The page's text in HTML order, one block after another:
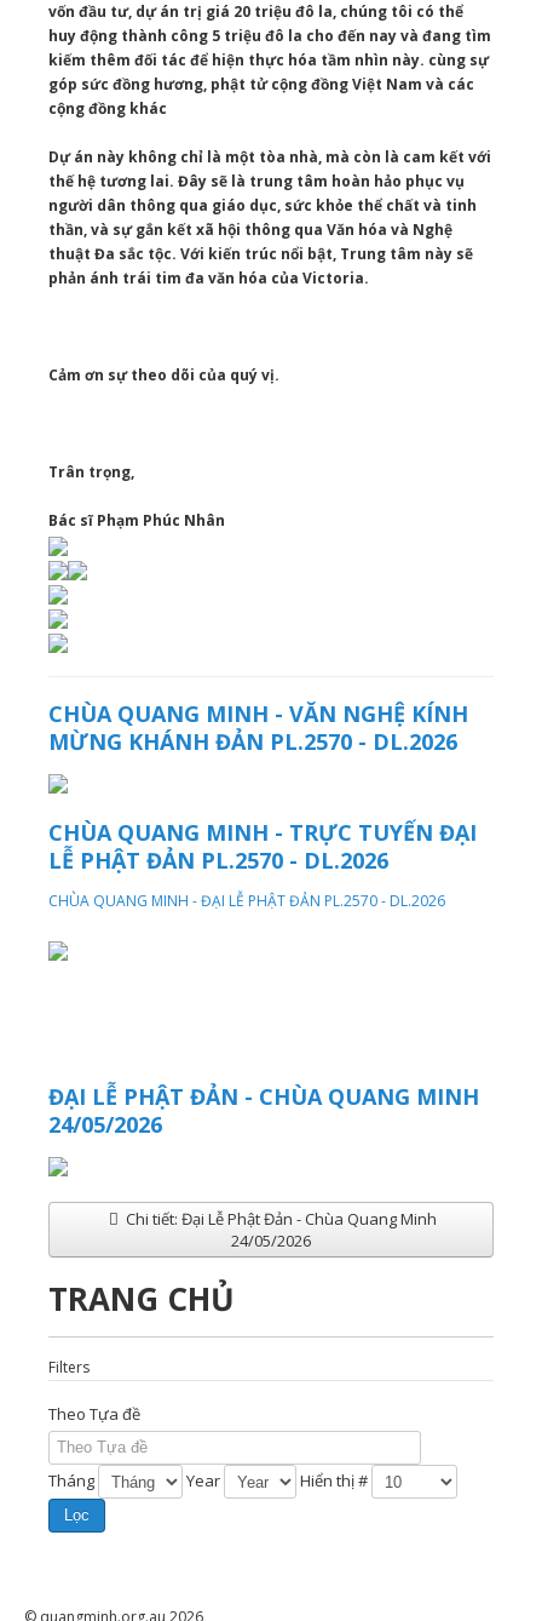
vốn đầu tư, dự án trị giá 20 triệu đô la, chúng tôi có thể
huy động thành công 5 triệu đô la cho đến nay và đang tìm
kiếm thêm đối tác để hiện thực hóa tầm nhìn này. cùng sự
góp sức đồng hương, phật tử cộng đồng Việt Nam và các
cộng đồng khác
Dự án này không chỉ là một tòa nhà, mà còn là cam kết với
thế hệ tương lai. Đây sẽ là trung tâm hoàn hảo phục vụ
người dân thông qua giáo dục, sức khỏe thể chất và tinh
thần, và sự gắn kết xã hội thông qua Văn hóa và Nghệ
thuật Đa sắc tộc. Với kiến ​​trúc nổi bật, Trung tâm này sẽ
phản ánh trái tim đa văn hóa của Victoria.
Cảm ơn sự theo dõi của quý vị.
Trân trọng,
Bác sĩ Phạm Phúc Nhân
CHÙA QUANG MINH - VĂN NGHỆ KÍNH
MỪNG KHÁNH ĐẢN PL.2570 - DL.2026
CHÙA QUANG MINH - TRỰC TUYẾN ĐẠI
LỄ PHẬT ĐẢN PL.2570 - DL.2026
CHÙA QUANG MINH - ĐẠI LỄ PHẬT ĐẢN PL.2570 - DL.2026
ĐẠI LỄ PHẬT ĐẢN - CHÙA QUANG MINH
24/05/2026
Chi tiết: Đại Lễ Phật Đản - Chùa Quang Minh
24/05/2026
TRANG CHỦ
Filters
Theo Tựa đề
Tháng Year Hiển thị #
Lọc